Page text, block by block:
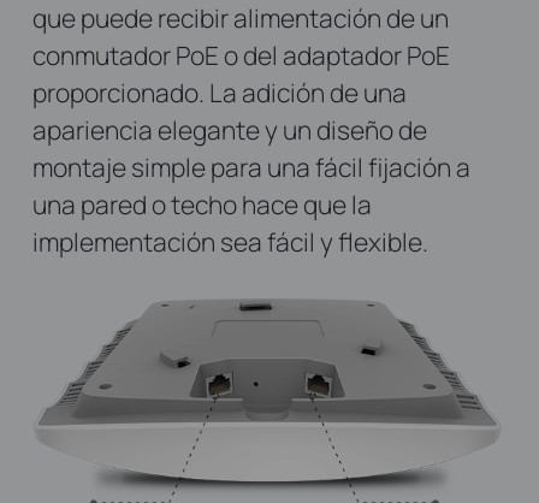
que puede recibir alimentación de un
conmutador PoE o del adaptador PoE
proporcionado. La adición de una
apariencia elegante y un diseño de
montaje simple para una fácil fijación a
una pared o techo hace que la
implementación sea fácil y flexible.